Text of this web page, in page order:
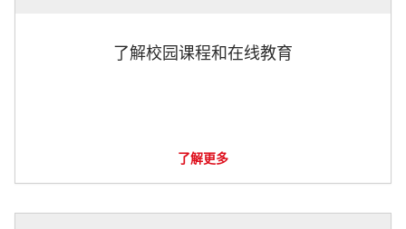
了解校园课程和在线教育
了解更多